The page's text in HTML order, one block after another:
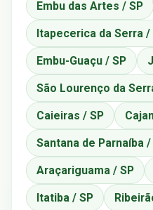
Embu das Artes / SP
Itapecerica da Serra /
Embu-Guaçu / SP
São Lourenço da
Caieiras / SP
Santana de Parnaíba /
Araçariguama / SP
Itatiba / SP